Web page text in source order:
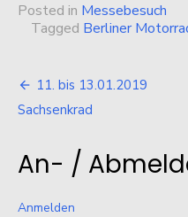
Posted in Messebesuch
Tagged Berliner
11. bis 13.01.2019
Sachsenkrad
An- /
Anmelden